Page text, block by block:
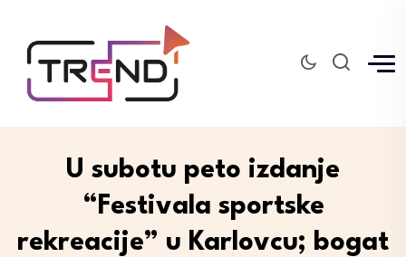
U subotu peto izdanje
“Festivala sportske
rekreacije” u Karlovcu; bogat